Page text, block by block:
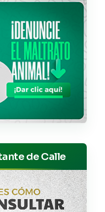
de Calle